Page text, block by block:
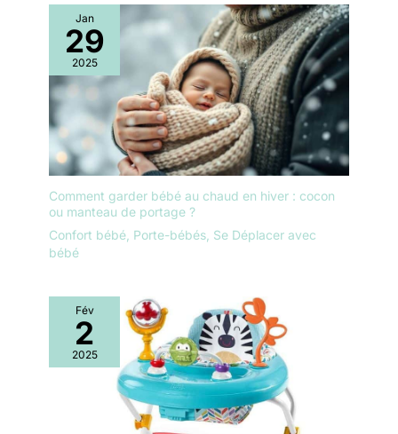
Jan
29
2025
Comment garder bébé au chaud en hiver : cocon
ou manteau de portage ?
Confort bébé, Porte-bébés, Se Déplacer avec
bébé
Fév
2
2025